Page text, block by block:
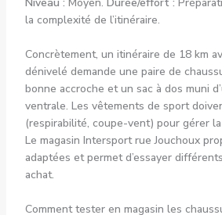
la complexité de l’itinéraire.
Concrètement, un itinéraire de 18 km
dénivelé demande une paire de
bonne accroche et un sac à dos muni
ventrale. Les vêtements de sport
(respirabilité, coupe-vent) pour gérer
Le magasin Intersport rue Jouchoux
adaptées et permet d’essayer
achat.
Comment tester en magasin les